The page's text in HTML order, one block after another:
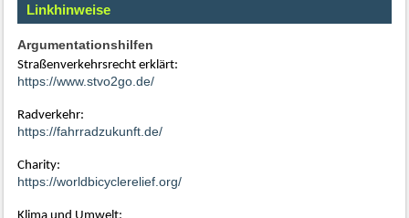
Linkhinweise
Argumentationshilfen
Straßenverkehrsrecht erklärt:
https://www.stvo2go.de/
Radverkehr:
https://fahrradzukunft.de/
Charity:
https://worldbicyclerelief.org/